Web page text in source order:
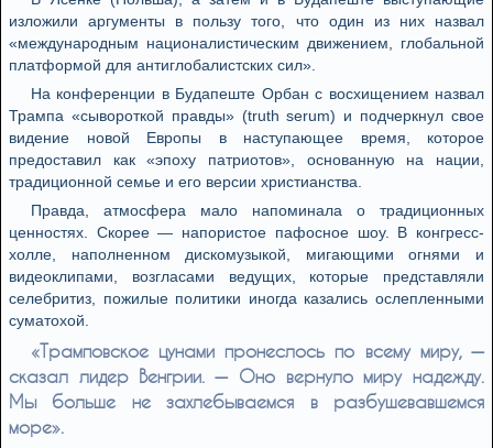
изложили аргументы в пользу того, что один из них назвал
«международным националистическим движением, глобальной
платформой для антиглобалистских сил».
На конференции в Будапеште Орбан с восхищением назвал
Трампа «сывороткой правды» (truth serum) и подчеркнул свое
видение новой Европы в наступающее время, которое
предоставил как «эпоху патриотов», основанную на нации,
традиционной семье и его версии христианства.
Правда, атмосфера мало напоминала о традиционных
ценностях. Скорее — напористое пафосное шоу. В конгресс-
холле, наполненном дискомузыкой, мигающими огнями и
видеоклипами, возгласами ведущих, которые представляли
селебритиз, пожилые политики иногда казались ослепленными
суматохой.
«Трамповское цунами пронеслось по всему миру, —
сказал лидер Венгрии. — Оно вернуло миру надежду.
Мы больше не захлебываемся в разбушевавшемся
море».